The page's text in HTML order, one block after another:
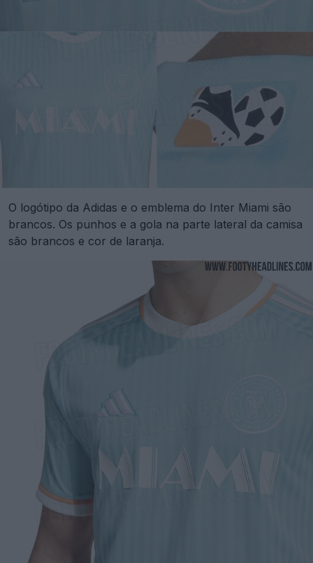
O logótipo da Adidas e o emblema do Inter Miami são
brancos. Os punhos e a gola na parte lateral da camisa
são brancos e cor de laranja.